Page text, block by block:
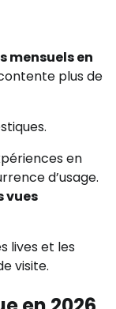
mensuels en
plus de
en
d’usage.
vues
lives et les
visite.